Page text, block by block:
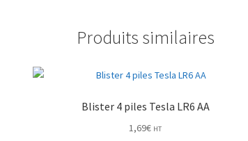
Produits similaires
Blister 4 piles Tesla LR6 AA
1,69€ HT